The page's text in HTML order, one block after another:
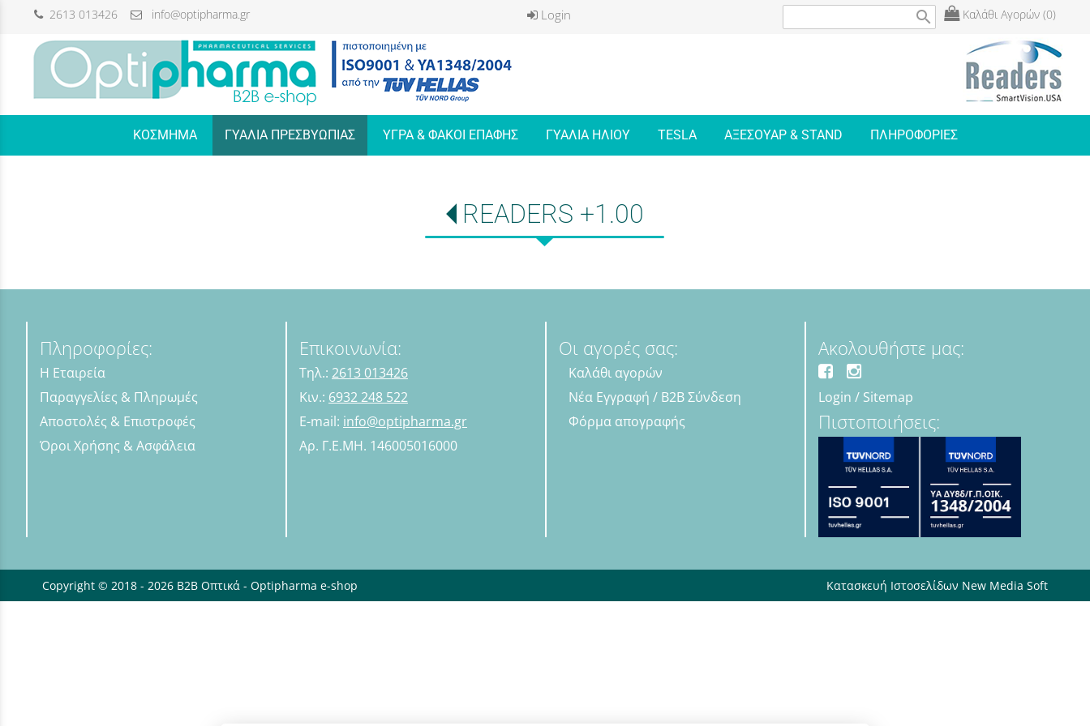
2613 013426 info@optipharma.gr Login Καλάθι Αγορών (0)
search
ΚΟΣΜΗΜΑ ΓΥΑΛΙΑ ΠΡΕΣΒΥΩΠΙΑΣ ΥΓΡΑ & ΦΑΚΟΙ ΕΠΑΦΗΣ ΓΥΑΛΙΑ ΗΛΙΟΥ TESLA ΑΞΕΣΟΥΑΡ & STAND ΠΛΗΡΟΦΟΡΙΕΣ
READERS +1.00
Πληροφορίες:
Η Εταιρεία
Παραγγελίες & Πληρωμές
Αποστολές & Επιστροφές
Όροι Χρήσης & Ασφάλεια
Επικοινωνία:
Τηλ.: 2613 013426
Κιν.: 6932 248 522
E-mail: info@optipharma.gr
Αρ. Γ.Ε.ΜΗ. 146005016000
Οι αγορές σας:
Καλάθι αγορών
Νέα Εγγραφή / B2B Σύνδεση
Φόρμα απογραφής
Ακολουθήστε μας:
Login / Sitemap
Πιστοποιήσεις:
Copyright © 2018 - 2026 B2B Οπτικά - Optipharma e-shop Κατασκευή Ιστοσελίδων New Media Soft